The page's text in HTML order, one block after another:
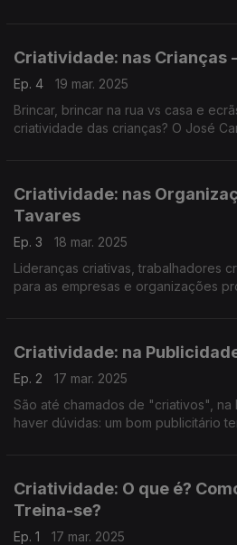
Criatividade: nas Crianças
Ep. 4
19 mar. 2025
Brincar, brincar na rua vs casa e
criatividade das crianças? O José
Criatividade: nas
Tavares
Ep. 3
18 mar. 2025
Lideranças criativas, trabalhadores
para as empresas e organizações
Criatividade: na
Ep. 2
17 mar. 2025
São até chamados de "criativos",
haver dúvidas: um bom publicitário
Criatividade: O que é?
Treina-se?
Ep. 1
17 mar. 2025